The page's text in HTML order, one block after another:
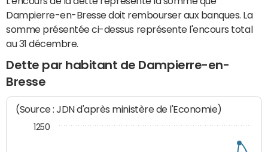
Dampierre-en-Bresse doit rembourser aux banques. La
somme présentée ci-dessus représente l'encours total
au 31 décembre.
Dette par habitant de Dampierre-en-
Bresse
(Source : JDN d'après ministère de l'Economie)
1250